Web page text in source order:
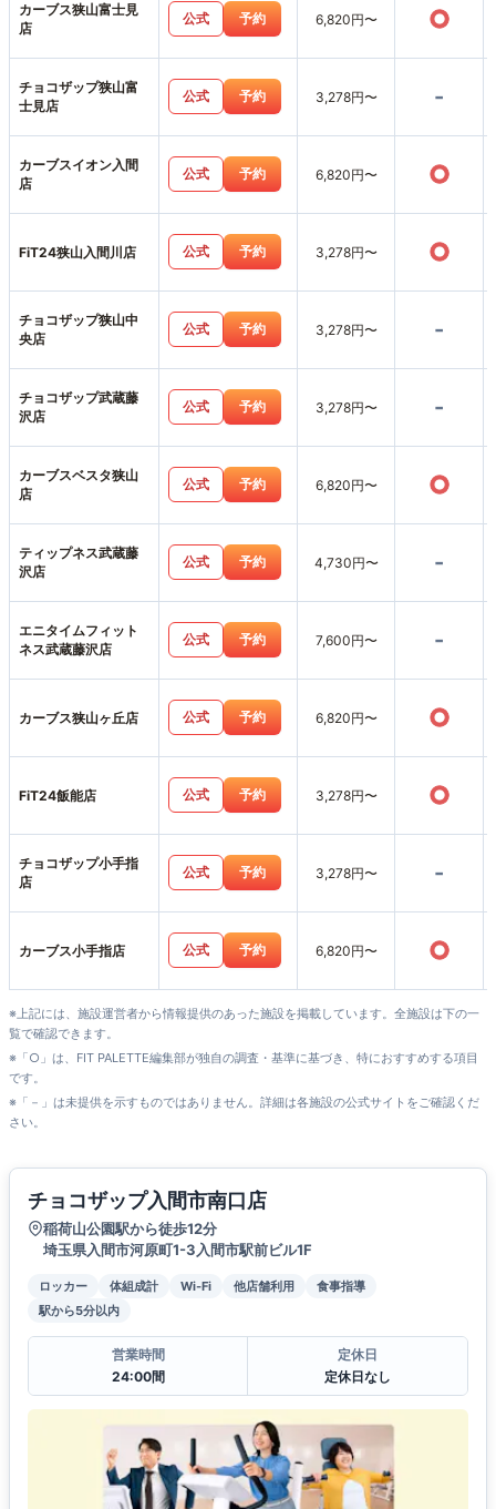
カーブス狭山富士見
店
公式 予約 6,820円〜 ○
チョコザップ狭山富
士見店
公式 予約 3,278円〜 -
カーブスイオン入間
店
公式 予約 6,820円〜 ○
FiT24狭山入間川店 公式 予約 3,278円〜 ○
チョコザップ狭山中
央店
公式 予約 3,278円〜 -
チョコザップ武蔵藤
沢店
公式 予約 3,278円〜 -
カーブスベスタ狭山
店
公式 予約 6,820円〜 ○
ティップネス武蔵藤
沢店
公式 予約 4,730円〜 -
エニタイムフィット
ネス武蔵藤沢店
公式 予約 7,600円〜 -
カーブス狭山ヶ丘店 公式 予約 6,820円〜 ○
FiT24飯能店 公式 予約 3,278円〜 ○
チョコザップ小手指
店
公式 予約 3,278円〜 -
カーブス小手指店 公式 予約 6,820円〜 ○
※上記には、施設運営者から情報提供のあった施設を掲載しています。全施設は下の一
覧で確認できます。
※「○」は、FIT PALETTE編集部が独自の調査・基準に基づき、特におすすめする項目
です。
※「－」は未提供を示すものではありません。詳細は各施設の公式サイトをご確認くだ
さい。
チョコザップ入間市南口店
稲荷山公園駅から徒歩12分
埼玉県入間市河原町1-3入間市駅前ビル1F
ロッカー 体組成計 Wi-Fi 他店舗利用
食事指導
駅から5分以内
営業時間
24:00間
定休日
定休日なし